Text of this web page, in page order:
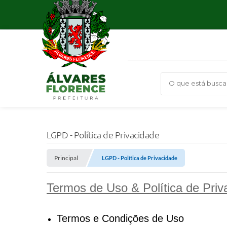
LGPD - Política de Privacidade
Principal LGPD - Política de Privacidade
Termos de Uso & Política de
Termos e Condições de Uso